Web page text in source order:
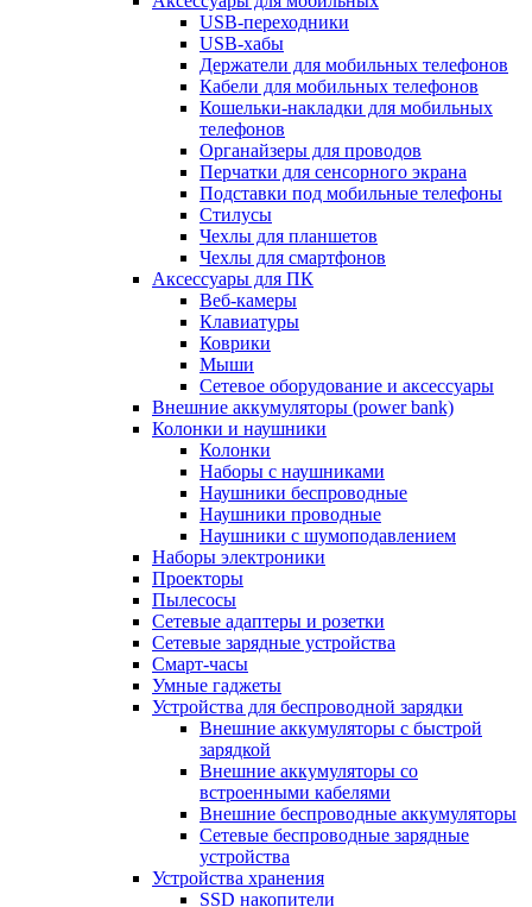
USB-переходники
USB-хабы
Держатели для мобильных телефонов
Кабели для мобильных телефонов
Кошельки-накладки для мобильных
телефонов
Органайзеры для проводов
Перчатки для сенсорного экрана
Подставки под мобильные телефоны
Стилусы
Чехлы для планшетов
Чехлы для смартфонов
Аксессуары для ПК
Веб-камеры
Клавиатуры
Коврики
Мыши
Сетевое оборудование и аксессуары
Внешние аккумуляторы (power bank)
Колонки и наушники
Колонки
Наборы с наушниками
Наушники беспроводные
Наушники проводные
Наушники с шумоподавлением
Наборы электроники
Проекторы
Пылесосы
Сетевые адаптеры и розетки
Сетевые зарядные устройства
Смарт-часы
Умные гаджеты
Устройства для беспроводной зарядки
Внешние аккумуляторы с быстрой
зарядкой
Внешние аккумуляторы со
встроенными кабелями
Внешние беспроводные аккумуляторы
Сетевые беспроводные зарядные
устройства
Устройства хранения
SSD накопители